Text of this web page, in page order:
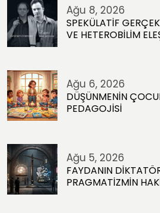
Ağu 8, 2026
SPEKÜLATİF
VE HETEROBİLİM
Ağu 6, 2026
DÜŞÜNMENİN
PEDAGOJİSİ
Ağu 5, 2026
FAYDANIN
PRAGMATİZMİN